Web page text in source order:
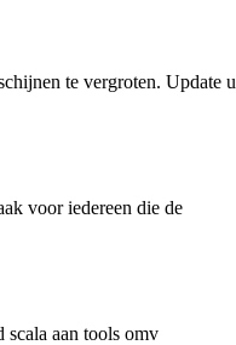
te vergroten. Update u
voor iedereen die de
aan tools omv